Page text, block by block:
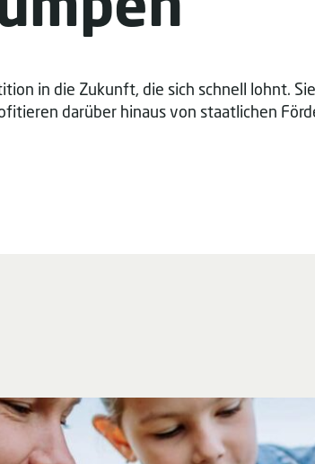
in die Zukunft, die sich schnell lohnt.
darüber hinaus von staatlichen